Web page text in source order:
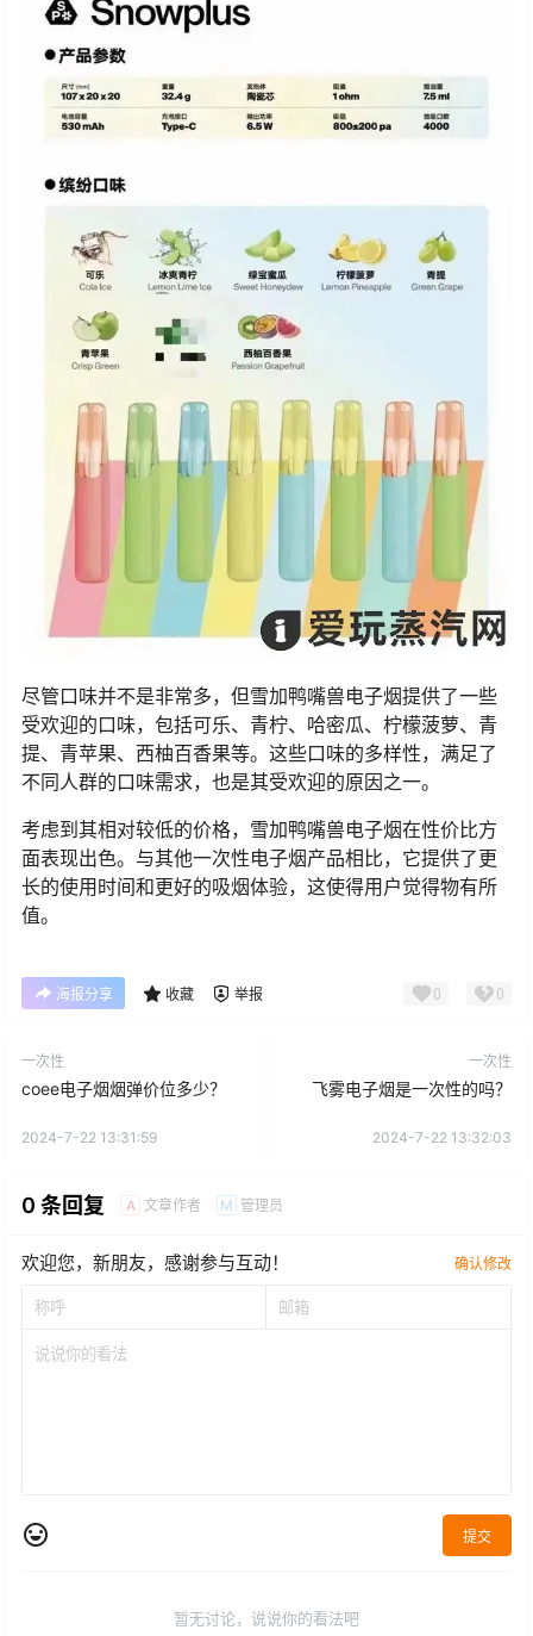
尽管口味并不是非常多，但雪加鸭嘴兽电子烟提供了一些
受欢迎的口味，包括可乐、青柠、哈密瓜、柠檬菠萝、青
提、青苹果、西柚百香果等。这些口味的多样性，满足了
不同人群的口味需求，也是其受欢迎的原因之一。
考虑到其相对较低的价格，雪加鸭嘴兽电子烟在性价比方
面表现出色。与其他一次性电子烟产品相比，它提供了更
长的使用时间和更好的吸烟体验，这使得用户觉得物有所
值。
海报分享 收藏 举报 0 0
一次性
coee电子烟烟弹价位多少？
2024-7-22 13:31:59
一次性
飞雾电子烟是一次性的吗？
2024-7-22 13:32:03
0 条回复 A 文章作者 M 管理员
欢迎您，新朋友，感谢参与互动！ 确认修改
提交
暂无讨论，说说你的看法吧